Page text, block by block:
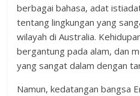
berbagai bahasa, adat
tentang lingkungan yang
wilayah di Australia.
bergantung pada alam, dan
yang sangat dalam dengan
Namun, kedatangan bangsa